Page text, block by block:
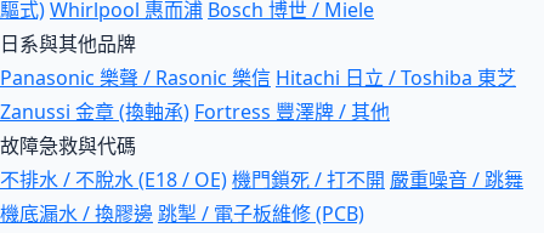
驅式)Whirlpool 惠而浦 Bosch 博世 / Miele
日系與其他品牌
Panasonic 樂聲 / Rasonic 樂信 Hitachi 日立 / Toshiba 東芝
Zanussi 金章 (換軸承) Fortress 豐澤牌 / 其他
故障急救與代碼
不排水 / 不脫水 (E18 / OE)機門鎖死 / 打不開 嚴重噪音 / 跳舞
機底漏水 / 換膠邊跳掣 / 電子板維修 (PCB)